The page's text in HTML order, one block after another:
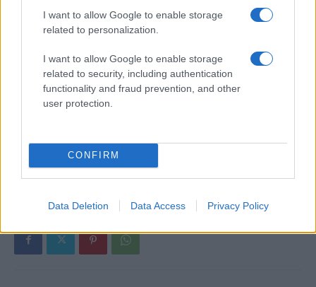
I want to allow Google to enable storage
related to personalization.
I want to allow Google to enable storage
related to security, including authentication
functionality and fraud prevention, and other
user protection.
CONFIRM
Data Deletion Data Access Privacy Policy
ESG Report 2025: Πώς η ΑΒ Βασιλόπουλος μετατρέπει τη
βιωσιμότητα σε καθημερινή πράξη
ΕΤΙΚΕΤΕΣ Hyundai Hyundai STARIA